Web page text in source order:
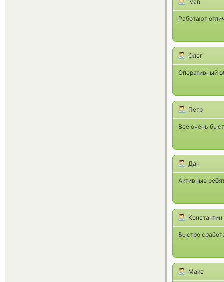
Работают
Олег
Оперативный
Петр
Всё очень
Дан
Активные
Константин
Быстро
Макс